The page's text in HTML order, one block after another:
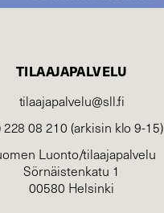
TILAAJAPALVELU
tilaajapalvelu@sll.fi
228 08 210 (arkisin klo 9-15)
Luonto/tilaajapalvelu
Sörnäistenkatu 1
00580 Helsinki